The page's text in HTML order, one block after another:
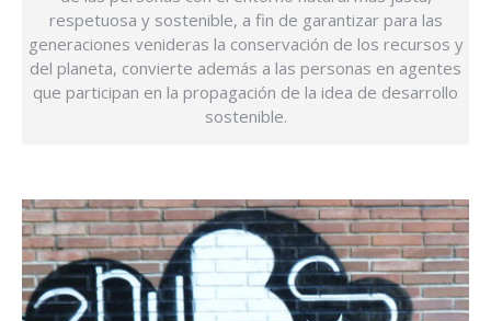
respetuosa y sostenible, a fin de garantizar para las
generaciones venideras la conservación de los recursos y
del planeta, convierte además a las personas en agentes
que participan en la propagación de la idea de desarrollo
sostenible.